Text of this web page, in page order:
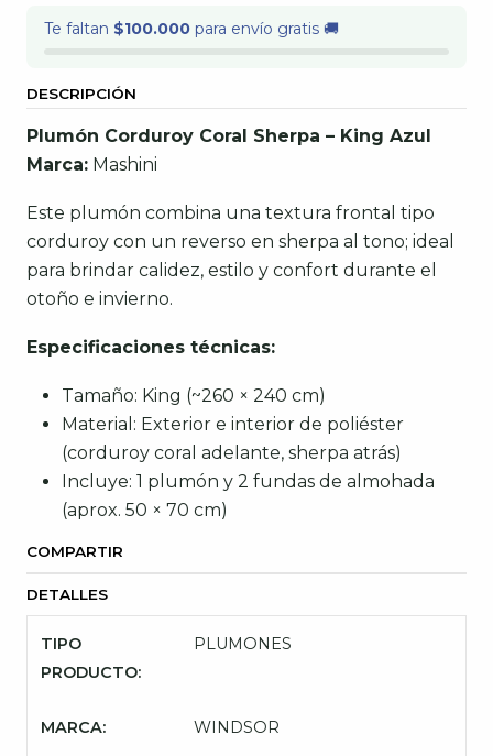
Te faltan $100.000 para envío gratis 🚚
DESCRIPCIÓN
Plumón Corduroy Coral Sherpa – King Azul
Marca: Mashini
Este plumón combina una textura frontal tipo
corduroy con un reverso en sherpa al tono; ideal
para brindar calidez, estilo y confort durante el
otoño e invierno.
Especificaciones técnicas:
Tamaño: King (~260 × 240 cm)
Material: Exterior e interior de poliéster
(corduroy coral adelante, sherpa atrás)
Incluye: 1 plumón y 2 fundas de almohada
(aprox. 50 × 70 cm)
COMPARTIR
DETALLES
TIPO
PRODUCTO:
PLUMONES
MARCA: WINDSOR